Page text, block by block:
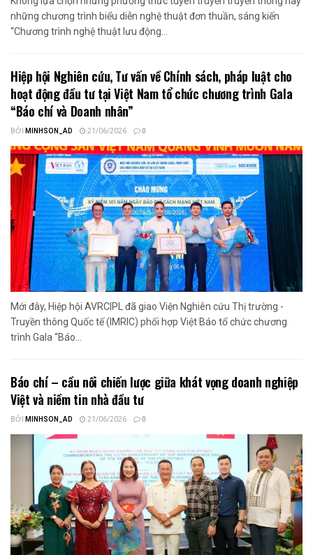
những chương trình biểu diễn nghệ thuật đơn thuần, sáng kiến
“Chương trình nghệ thuật lưu động...
Hiệp hội Nghiên cứu, Tư vấn về Chính sách, pháp luật cho
hoạt động đầu tư tại Việt Nam tổ chức chương trình Gala
“Báo chí và Doanh nhân”
BỞI MINHSON_AD 21/06/2026 0
Mới đây, Hiệp hội AVRCIPL đã giao Viện Nghiên cứu Thị trường -
Truyền thông Quốc tế (IMRIC) phối hợp Việt Báo tổ chức chương
trình Gala “Báo...
Báo chí – cầu nối chiến lược giữa khát vọng doanh nghiệp
Việt và niềm tin nhà đầu tư
BỞI MINHSON_AD 21/06/2026 0